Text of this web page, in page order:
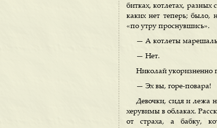
битках, котлетах,
каких нет теперь; было,
«по утру проснувшись».
— А котлеты
— Нет.
Николай укоризненно
— Эх вы, горе-повара!
Девочки, сидя и лежа
херувимы в облаках.
от страха, а бабку,